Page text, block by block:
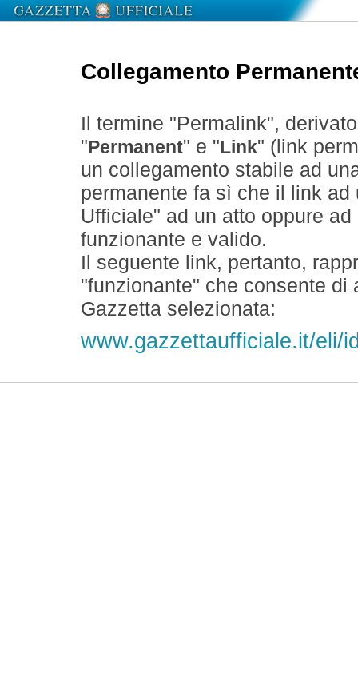
Collegamento
Il termine "Permalink",
" Permanent" e " Link" (link
un collegamento stabile ad
permanente fa sì che il link
Ufficiale" ad un atto oppure
funzionante e valido.
Il seguente link, pertanto,
"funzionante" che consente
Gazzetta selezionata:
www.gazzettaufficiale.it/eli/